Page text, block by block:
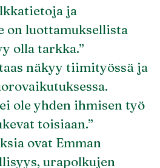
ja
on luottamuksellista
olla tarkka.”
näkyy tiimityössä ja
ole yhden ihmisen työ
toisiaan.”
ovat Emman
urapolkujen